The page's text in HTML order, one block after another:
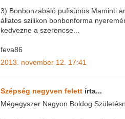
3) Bonbonzabáló pufisünös Maminti
állatos szilikon bonbonforma
kedvezne a szerencse...
feva86
2013. november 12. 17:41
Szépség negyven felett írta...
Mégegyszer Nagyon Boldog